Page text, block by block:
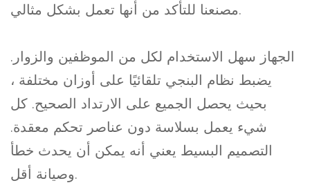
مصنعنا للتأكد من أنها تعمل بشكل مثالي.
الجهاز سهل الاستخدام لكل من الموظفين والزوار.
يضبط نظام البنجي تلقائيًا على أوزان مختلفة ،
بحيث يحصل الجميع على الارتداد الصحيح. كل
شيء يعمل بسلاسة دون عناصر تحكم معقدة.
التصميم البسيط يعني أنه يمكن أن يحدث خطأ
وصيانة أقل.